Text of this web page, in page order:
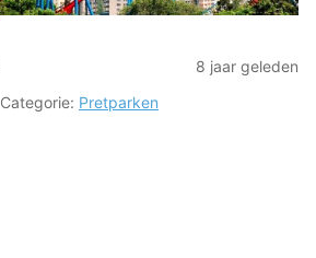
8 jaar geleden
Categorie: Pretparken